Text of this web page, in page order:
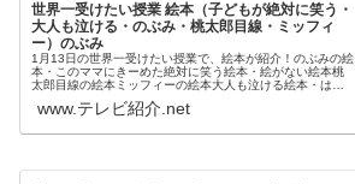
世界一受けたい授業 絵本（子どもが絶対に笑う・
大人も泣ける・のぶみ・桃太郎目線・ミッフィ
ー）のぶみ
1月13日の世界一受けたい授業で、絵本が紹介！のぶみの絵
本・このママにきーめた絶対に笑う絵本・絵がない絵本桃
太郎目線の絵本ミッフィーの絵本大人も泣ける絵本・はな
生が紹介しました。そこで今回...
www.テレビ紹介.net